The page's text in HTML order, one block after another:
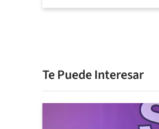
Te Puede Interesar